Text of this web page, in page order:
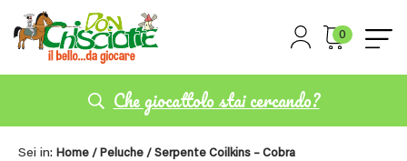
0
Che giocattolo stai cercando?
Sei in: Home / Peluche / Serpente Coilkins – Cobra